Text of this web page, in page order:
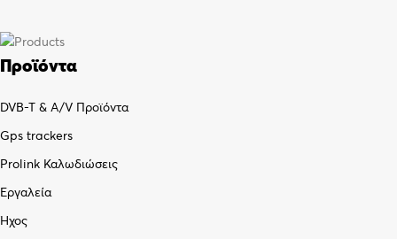
Προϊόντα
DVB-T & A/V Προϊόντα
Gps trackers
Prolink Καλωδιώσεις
Εργαλεία
Ήχος